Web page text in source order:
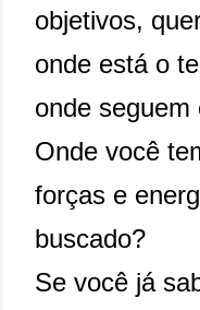
objetivos,
onde está o
onde
Onde você
forças e
buscado?
Se você já